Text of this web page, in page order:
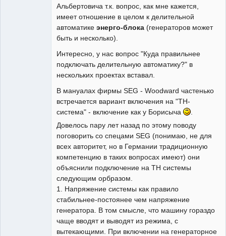
Альбертовича т.к. вопрос, как мне кажется,
имеет отношение в целом к делительной
автоматике энерго-блока (генераторов может
быть и несколько).
Интересно, у нас вопрос "Куда правильнее
подключать делительную автоматику?" в
нескольких проектах вставал.
В мануалах фирмы SEG - Woodward частенько
встречается вариант включения на "ТН-
система" - включение как у Борисыча
Довелось пару лет назад по этому поводу
поговорить со спецами SEG (понимаю, не для
всех авторитет, но в Германии традиционную
компетенцию в таких вопросах имеют) они
объяснили подключение на ТН системы
следующим орбразом.
1. Напряжение системы как правило
стабильнее-постоянее чем напряжение
генератора. В том смысле, что машину гораздо
чаще вводят и выводят из режима, с
вытекающими. При включении на генераторное